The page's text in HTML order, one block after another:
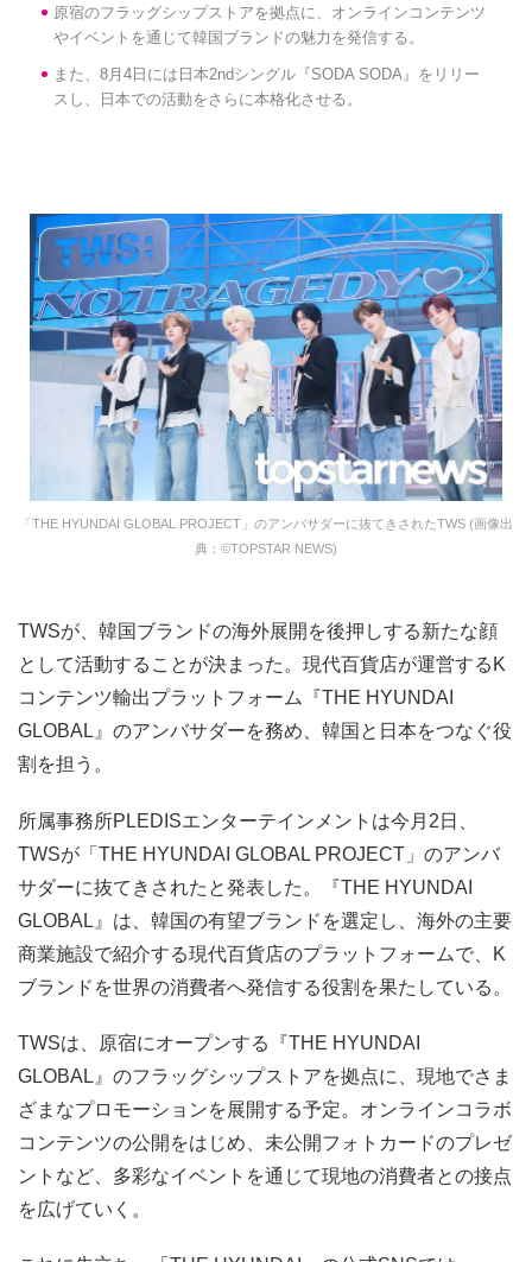
原宿のフラッグシップストアを拠点に、オンラインコンテンツ
やイベントを通じて韓国ブランドの魅力を発信する。
また、8月4日には日本2ndシングル『SODA SODA』をリリー
スし、日本での活動をさらに本格化させる。
「THE HYUNDAI GLOBAL PROJECT」のアンバサダーに抜てきされたTWS (画像出
典：©TOPSTAR NEWS)
TWSが、韓国ブランドの海外展開を後押しする新たな顔
として活動することが決まった。現代百貨店が運営するK
コンテンツ輸出プラットフォーム『THE HYUNDAI
GLOBAL』のアンバサダーを務め、韓国と日本をつなぐ役
割を担う。
所属事務所PLEDISエンターテインメントは今月2日、
TWSが「THE HYUNDAI GLOBAL PROJECT」のアンバ
サダーに抜てきされたと発表した。『THE HYUNDAI
GLOBAL』は、韓国の有望ブランドを選定し、海外の主要
商業施設で紹介する現代百貨店のプラットフォームで、K
ブランドを世界の消費者へ発信する役割を果たしている。
TWSは、原宿にオープンする『THE HYUNDAI
GLOBAL』のフラッグシップストアを拠点に、現地でさま
ざまなプロモーションを展開する予定。オンラインコラボ
コンテンツの公開をはじめ、未公開フォトカードのプレゼ
ントなど、多彩なイベントを通じて現地の消費者との接点
を広げていく。